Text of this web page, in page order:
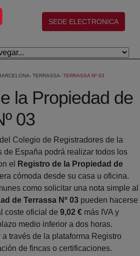
(abre en nueva ventana)
SEDE ELECTRONICA
TERRASSA TERRASSA Nº 03
la Propiedad de
03
Colegio de Registradores de la
de España podrá realizar todos los
el
Registro de la Propiedad de
cómoda desde su casa u oficina.
como solicitar una nota simple al
de Terrassa Nº 03 pueden hacerse
coste oficial de 9,02 € más IVA y
medio inferior a dos horas.
través de la plataforma Registro
de fincas o certificaciones.